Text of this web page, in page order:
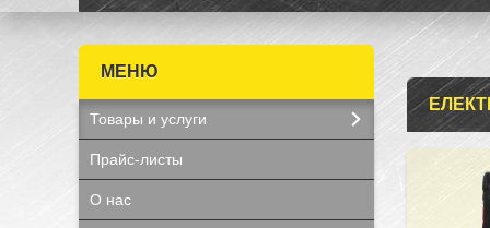
Товары и услуги
Прайс-листы
О нас